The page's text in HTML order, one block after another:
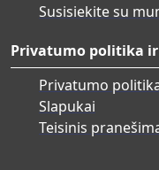
Susisiekite su
Privatumo politika
Privatumo
Slapukai
Teisinis